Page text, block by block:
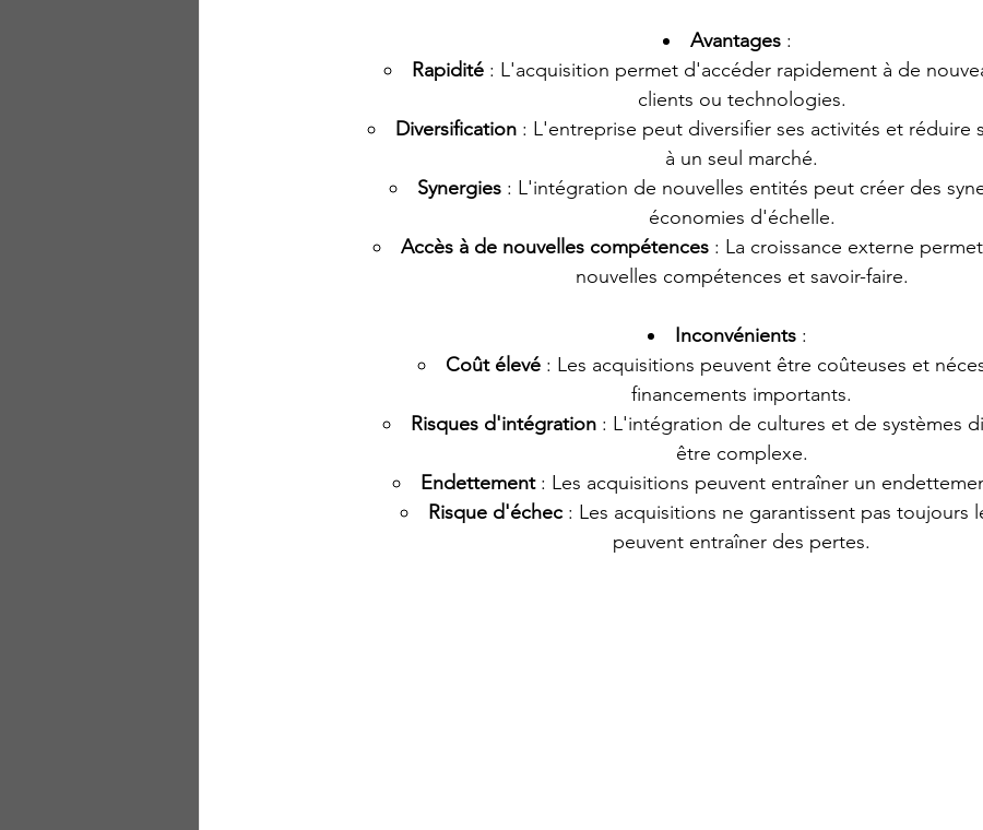
Avantages :
Rapidité : L'acquisition permet d'accéder rapidement à de
clients ou technologies.
Diversification : L'entreprise peut diversifier ses activités et réduire
à un seul marché.
Synergies : L'intégration de nouvelles entités peut créer des
économies d'échelle.
Accès à de nouvelles compétences : La croissance externe
nouvelles compétences et savoir-faire.
Inconvénients :
Coût élevé : Les acquisitions peuvent être coûteuses et
financements importants.
Risques d'intégration : L'intégration de cultures et de systèmes
être complexe.
Endettement : Les acquisitions peuvent entraîner un
Risque d'échec : Les acquisitions ne garantissent pas toujours
peuvent entraîner des pertes.